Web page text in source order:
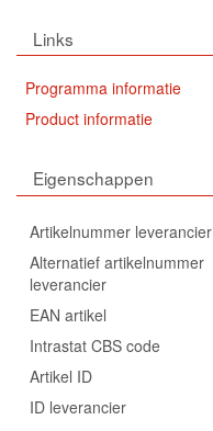
Links
Programma informatie
Product informatie
Eigenschappen
Artikelnummer leverancier
Alternatief artikelnummer
leverancier
EAN artikel
Intrastat CBS code
Artikel ID
ID leverancier